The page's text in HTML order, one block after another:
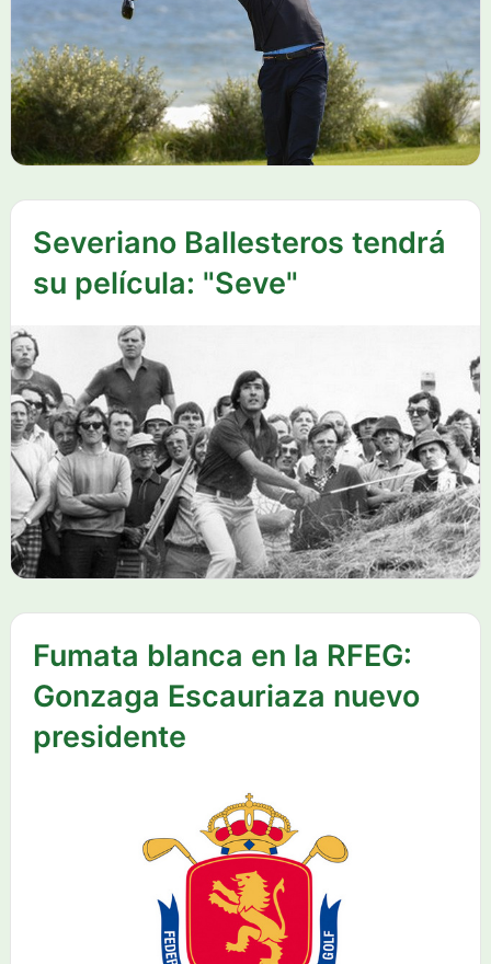
Severiano Ballesteros tendrá
su película: "Seve"
Fumata blanca en la RFEG:
Gonzaga Escauriaza nuevo
presidente